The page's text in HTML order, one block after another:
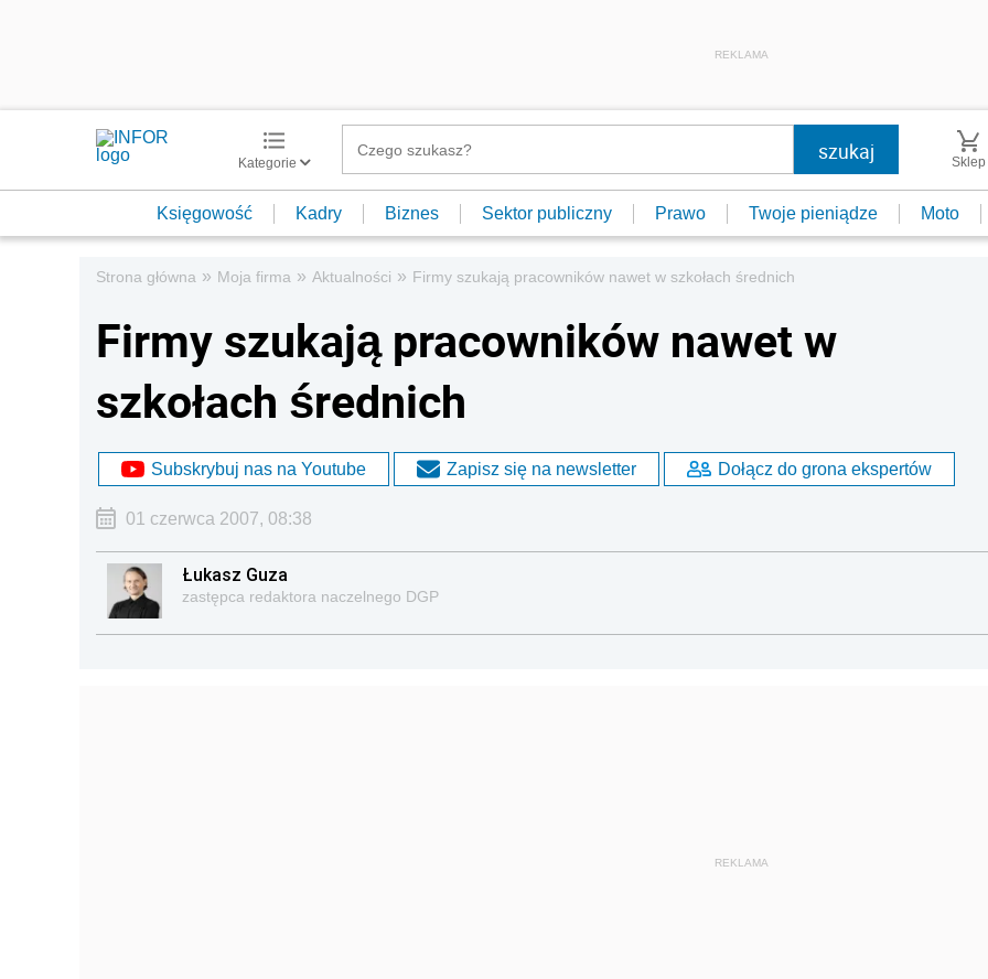
REKLAMA
Kategorie Sklep
Księgowość Kadry Biznes Sektor publiczny Prawo Twoje pieniądze Moto
Strona główna » Moja firma » Aktualności » Firmy szukają pracowników nawet w szkołach średnich
Firmy szukają pracowników nawet w
szkołach średnich
Subskrybuj nas na Youtube Zapisz się na newsletter Dołącz do grona ekspertów
01 czerwca 2007, 08:38
Łukasz Guza
zastępca redaktora naczelnego DGP